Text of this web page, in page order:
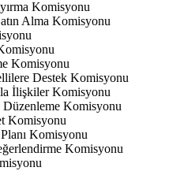
Komisyonu
Alma Komisyonu
Komisyonu
Destek Komisyonu
İlişkiler Komisyonu
Düzenleme Komisyonu
Komisyonu
Komisyonu
Komisyonu